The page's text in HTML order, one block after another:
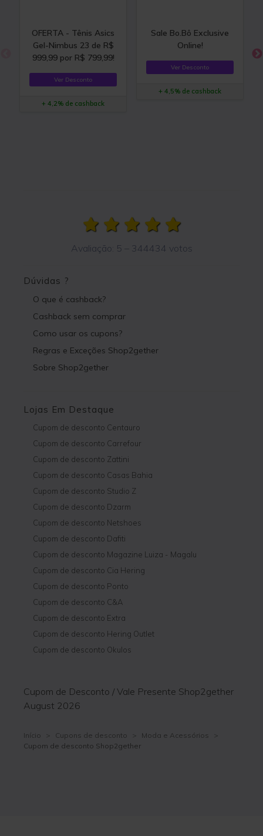
OFERTA - Tênis Asics
Gel-Nimbus 23 de R$
999,99 por R$ 799,99!
Ver Desconto
+ 4,2% de cashback
Sale Bo.Bô Exclusive
Online!
Ver Desconto
+ 4,5% de cashback
Avaliação: 5 – 344434 votos
Dúvidas ?
O que é cashback?
Cashback sem comprar
Como usar os cupons?
Regras e Exceções Shop2gether
Sobre Shop2gether
Lojas Em Destaque
Cupom de desconto Centauro
Cupom de desconto Carrefour
Cupom de desconto Zattini
Cupom de desconto Casas Bahia
Cupom de desconto Studio Z
Cupom de desconto Dzarm
Cupom de desconto Netshoes
Cupom de desconto Dafiti
Cupom de desconto Magazine Luiza - Magalu
Cupom de desconto Cia Hering
Cupom de desconto Ponto
Cupom de desconto C&A
Cupom de desconto Extra
Cupom de desconto Hering Outlet
Cupom de desconto Okulos
Cupom de Desconto / Vale Presente Shop2gether
August 2026
Início > Cupons de desconto > Moda e Acessórios
>
Cupom de desconto Shop2gether